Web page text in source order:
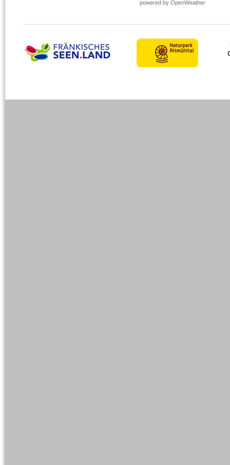
powered by OpenWeather